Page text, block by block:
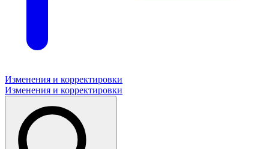
Изменения и корректировки
Изменения и корректировки